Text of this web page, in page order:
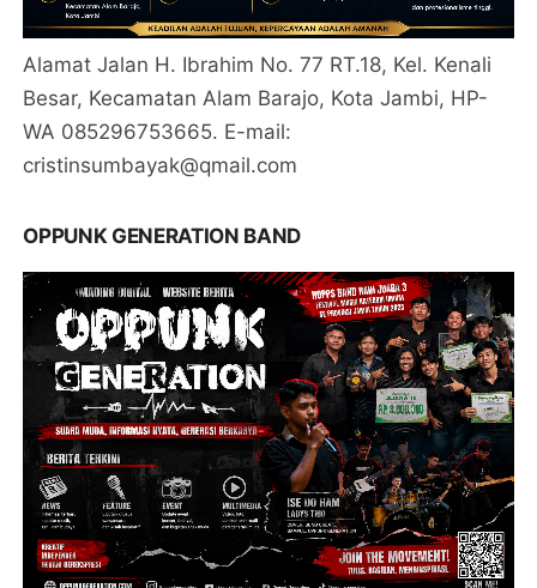
Alamat Jalan H. Ibrahim No. 77 RT.18, Kel. Kenali
Besar, Kecamatan Alam Barajo, Kota Jambi, HP-
WA 085296753665. E-mail:
cristinsumbayak@qmail.com
OPPUNK GENERATION BAND